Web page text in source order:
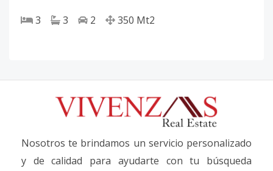
3 3 2 350 Mt2
Nosotros te brindamos un servicio personalizado
y de calidad para ayudarte con tu búsqueda